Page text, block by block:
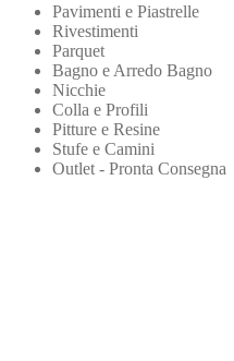
Pavimenti e Piastrelle
Rivestimenti
Parquet
Bagno e Arredo Bagno
Nicchie
Colla e Profili
Pitture e Resine
Stufe e Camini
Outlet - Pronta Consegna